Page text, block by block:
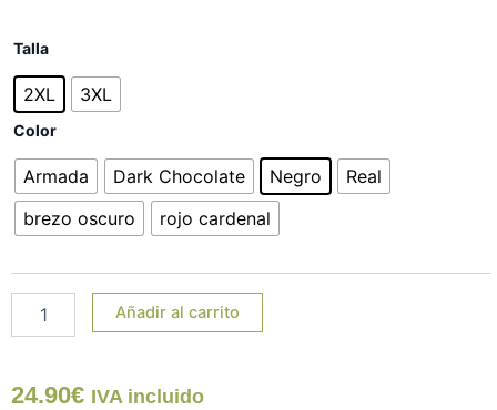
Talla
2XL 3XL
Color
Armada Dark Chocolate Negro
Real
brezo oscuro
rojo cardenal
Camiseta
un
viaje
gasolina
TG
cantidad
Añadir al carrito
24.90€ IVA incluido